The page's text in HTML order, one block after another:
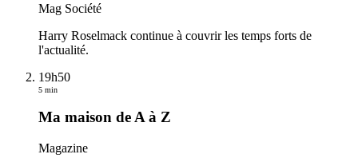
Mag Société
Harry Roselmack continue à couvrir les temps forts de
l'actualité.
19h50
5 min
Ma maison de A à Z
Magazine